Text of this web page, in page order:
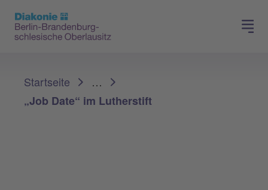
Presse
Startseite
…
„Job Date“ im Lutherstift